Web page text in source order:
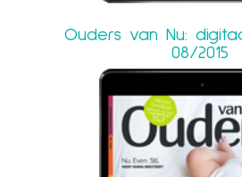
Ouders van Nu:
08/2015